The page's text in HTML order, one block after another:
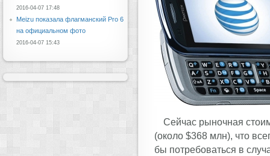
Сейчас рыночная
(около $368 млн), что
бы потребоваться в
2016-04-07 17:48
Meizu показала флагманский Pro 6
на официальном фото
2016-04-07 15:43